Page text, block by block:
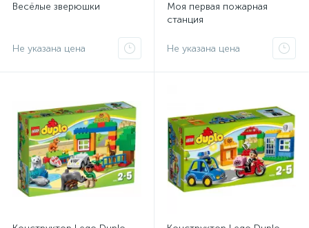
Весёлые зверюшки
Не указана цена
Моя первая пожарная
станция
Не указана цена